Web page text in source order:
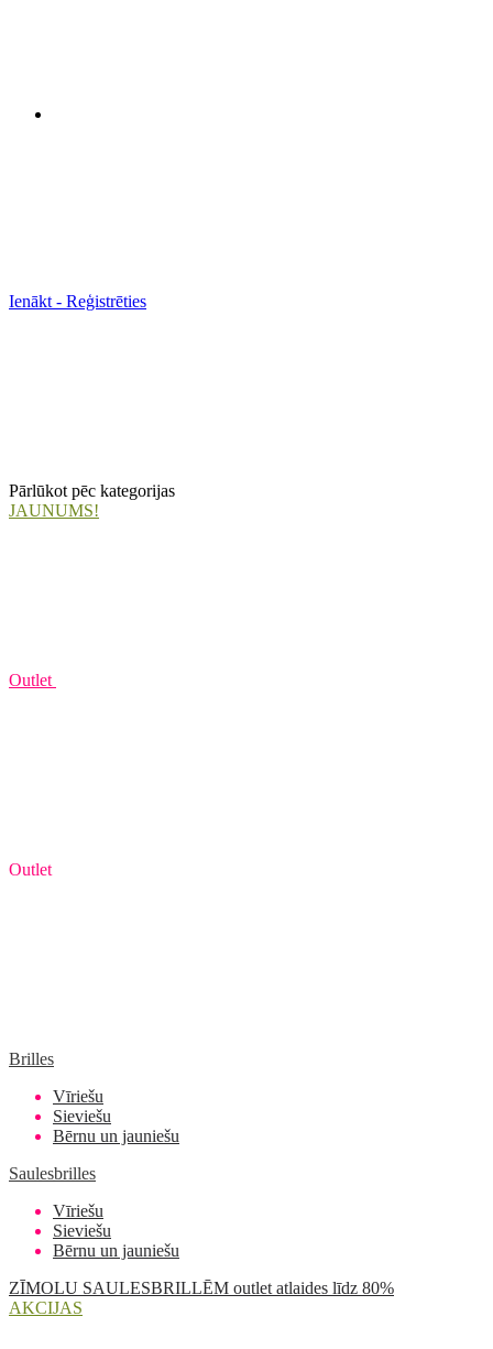
Ienākt - Reģistrēties
Pārlūkot pēc kategorijas
JAUNUMS!
Outlet
Outlet
Brilles
Vīriešu
Sieviešu
Bērnu un jauniešu
Saulesbrilles
Vīriešu
Sieviešu
Bērnu un jauniešu
ZĪMOLU SAULESBRILLĒM outlet atlaides līdz 80%
AKCIJAS